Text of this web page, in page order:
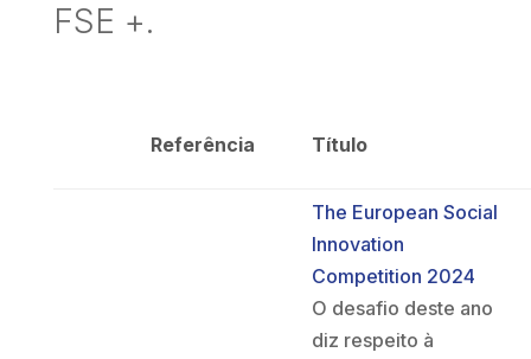
FSE +.
Referência Título
The European Social
Innovation
Competition 2024
O desafio deste ano
diz respeito à